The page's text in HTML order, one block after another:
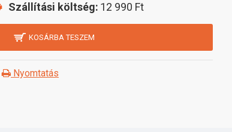
Szállítási költség: 12 990 Ft
KOSÁRBA TESZEM
Nyomtatás